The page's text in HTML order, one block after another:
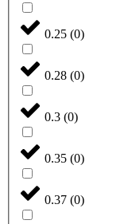
0.25 (0)
0.28 (0)
0.3 (0)
0.35 (0)
0.37 (0)